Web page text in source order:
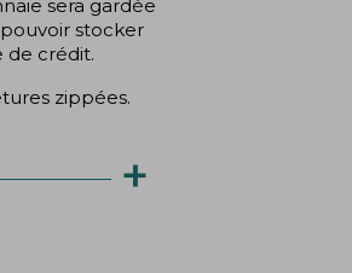
sera gardée
stocker
de crédit.
zippées.
+